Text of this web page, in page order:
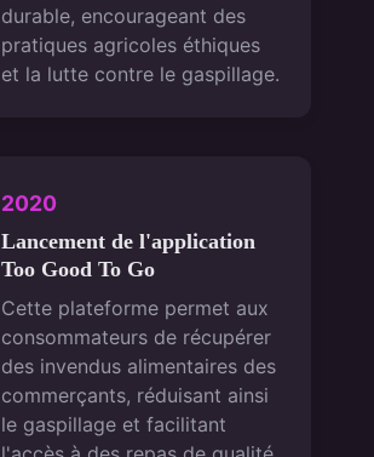
durable, encourageant des
pratiques agricoles éthiques
et la lutte contre le gaspillage.
2020
Lancement de l'application
Too Good To Go
Cette plateforme permet aux
consommateurs de récupérer
des invendus alimentaires des
commerçants, réduisant ainsi
le gaspillage et facilitant